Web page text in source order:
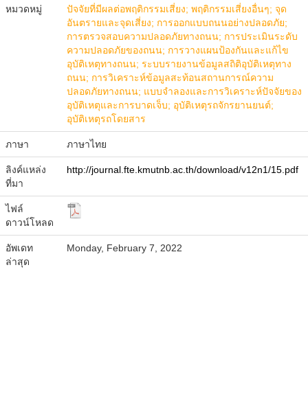
หมวดหมู่
ปัจจัยที่มีผลต่อพฤติกรรมเสี่ยง; พฤติกรรมเสี่ยงอื่นๆ; จุด
อันตรายและจุดเสี่ยง; การออกแบบถนนอย่างปลอดภัย;
การตรวจสอบความปลอดภัยทางถนน; การประเมินระดับ
ความปลอดภัยของถนน; การวางแผนป้องกันและแก้ไข
อุบัติเหตุทางถนน; ระบบรายงานข้อมูลสถิติอุบัติเหตุทาง
ถนน; การวิเคราะห์ข้อมูลสะท้อนสถานการณ์ความ
ปลอดภัยทางถนน; แบบจำลองและการวิเคราะห์ปัจจัยของ
อุบัติเหตุและการบาดเจ็บ; อุบัติเหตุรถจักรยานยนต์;
อุบัติเหตุรถโดยสาร
ภาษา ภาษาไทย
ลิงค์แหล่ง
ที่มา
http://journal.fte.kmutnb.ac.th/download/v12n1/15.pdf
ไฟล์
ดาวน์โหลด
อัพเดท
ล่าสุด
Monday, February 7, 2022